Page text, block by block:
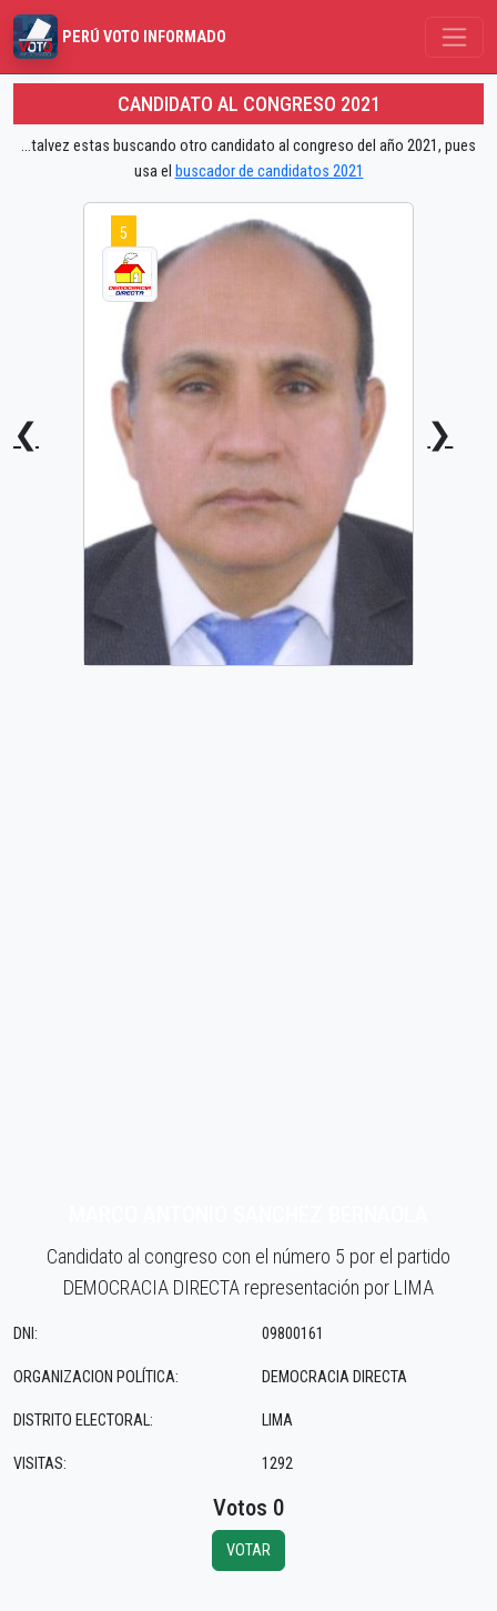
PERÚ VOTO INFORMADO
CANDIDATO AL CONGRESO 2021
...talvez estas buscando otro candidato al congreso del año 2021, pues
usa el buscador de candidatos 2021
❮
5
❯
Candidato al congreso con el número 5 por el partido
DEMOCRACIA DIRECTA representación por LIMA
DNI:
ORGANIZACION POLÍTICA:
DISTRITO ELECTORAL:
VISITAS:
09800161
DEMOCRACIA DIRECTA
LIMA
1292
Votos 0
VOTAR